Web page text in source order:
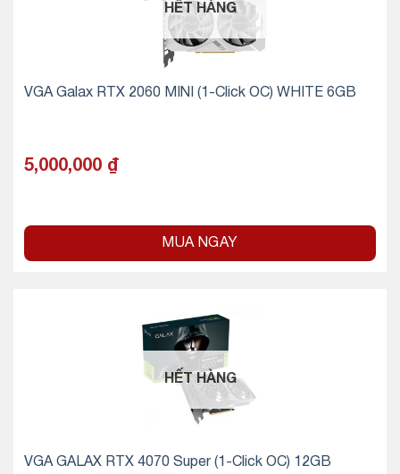
HẾT HÀNG
VGA Galax RTX 2060 MINI (1-Click OC) WHITE 6GB
5,000,000 ₫
MUA NGAY
HẾT HÀNG
VGA GALAX RTX 4070 Super (1-Click OC) 12GB